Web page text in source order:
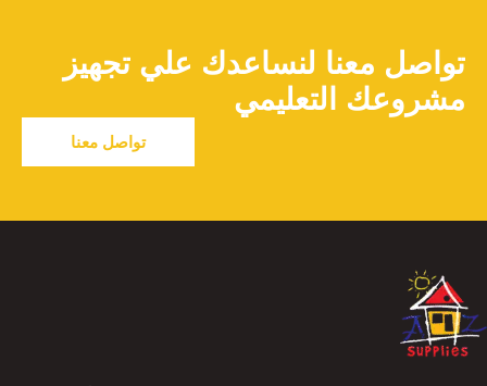
تواصل معنا لنساعدك علي تجهيز
مشروعك التعليمي
تواصل معنا